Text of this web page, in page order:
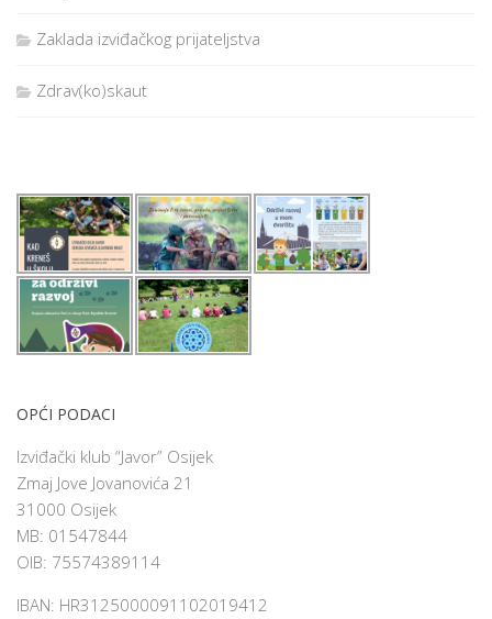
Zaklada izviđačkog prijateljstva
Zdrav(ko)skaut
OPĆI PODACI
Izviđački klub “Javor” Osijek
Zmaj Jove Jovanovića 21
31000 Osijek
MB: 01547844
OIB: 75574389114
IBAN: HR3125000091102019412